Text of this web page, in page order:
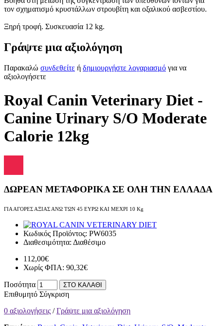
τον σχηματισμό κρυστάλλων στρουβίτη και οξαλικού ασβεστίου.
Ξηρή τροφή. Συσκευασία 12 kg.
Γράψτε μια αξιολόγηση
Παρακαλώ συνδεθείτε ή δημιουργήστε λογαριασμό για να
αξιολογήσετε
Royal Canin Veterinary Diet -
Canine Urinary S/O Moderate
Calorie 12kg
ΔΩΡΕΑΝ ΜΕΤΑΦΟΡΙΚΑ ΣΕ ΟΛΗ ΤΗΝ ΕΛΛΑΔΑ
ΓΙΑ ΑΓΟΡΕΣ ΑΞΙΑΣ ΑΝΩ ΤΩΝ 45 ΕΥΡΩ ΚΑΙ ΜΕΧΡΙ 10 Kg
Κωδικός Προϊόντος: PW6035
Διαθεσιμότητα: Διαθέσιμο
112,00€
Χωρίς ΦΠΑ: 90,32€
Ποσότητα ΣΤΟ ΚΑΛΑΘΙ
Επιθυμητό Σύγκριση
0 αξιολογήσεις /Γράψτε μια αξιολόγηση